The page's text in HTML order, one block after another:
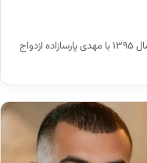
نجمه جودکی، مجری شناخته شده تلویزیون، در سال ۱۳۹۵ با مهدی پارسازاده ازدواج